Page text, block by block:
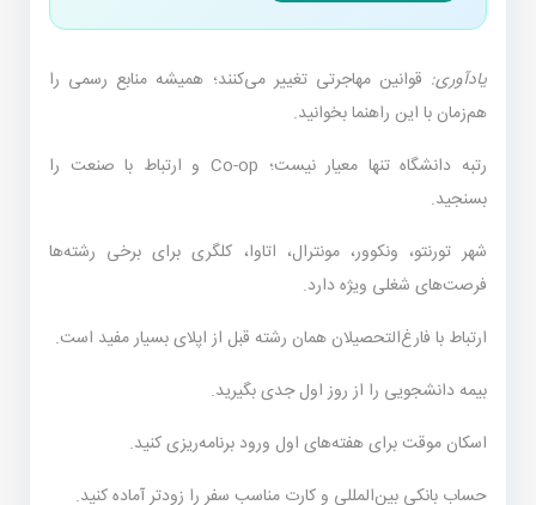
یادآوری: قوانین مهاجرتی تغییر می‌کنند؛ همیشه منابع رسمی را
هم‌زمان با این راهنما بخوانید.
رتبه دانشگاه تنها معیار نیست؛ Co-op و ارتباط با صنعت را
بسنجید.
شهر تورنتو، ونکوور، مونترال، اتاوا، کلگری برای برخی رشته‌ها
فرصت‌های شغلی ویژه دارد.
ارتباط با فارغ‌التحصیلان همان رشته قبل از اپلای بسیار مفید است.
بیمه دانشجویی را از روز اول جدی بگیرید.
اسکان موقت برای هفته‌های اول ورود برنامه‌ریزی کنید.
حساب بانکی بین‌المللی و کارت مناسب سفر را زودتر آماده کنید.